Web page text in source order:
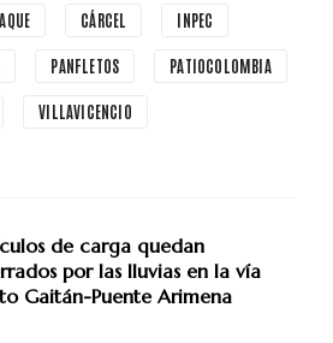
CÁRCEL INPEC
PANFLETOS PATIOCOLOMBIA
VILLAVICENCIO
de carga quedan
por las lluvias en la vía
Gaitán-Puente Arimena